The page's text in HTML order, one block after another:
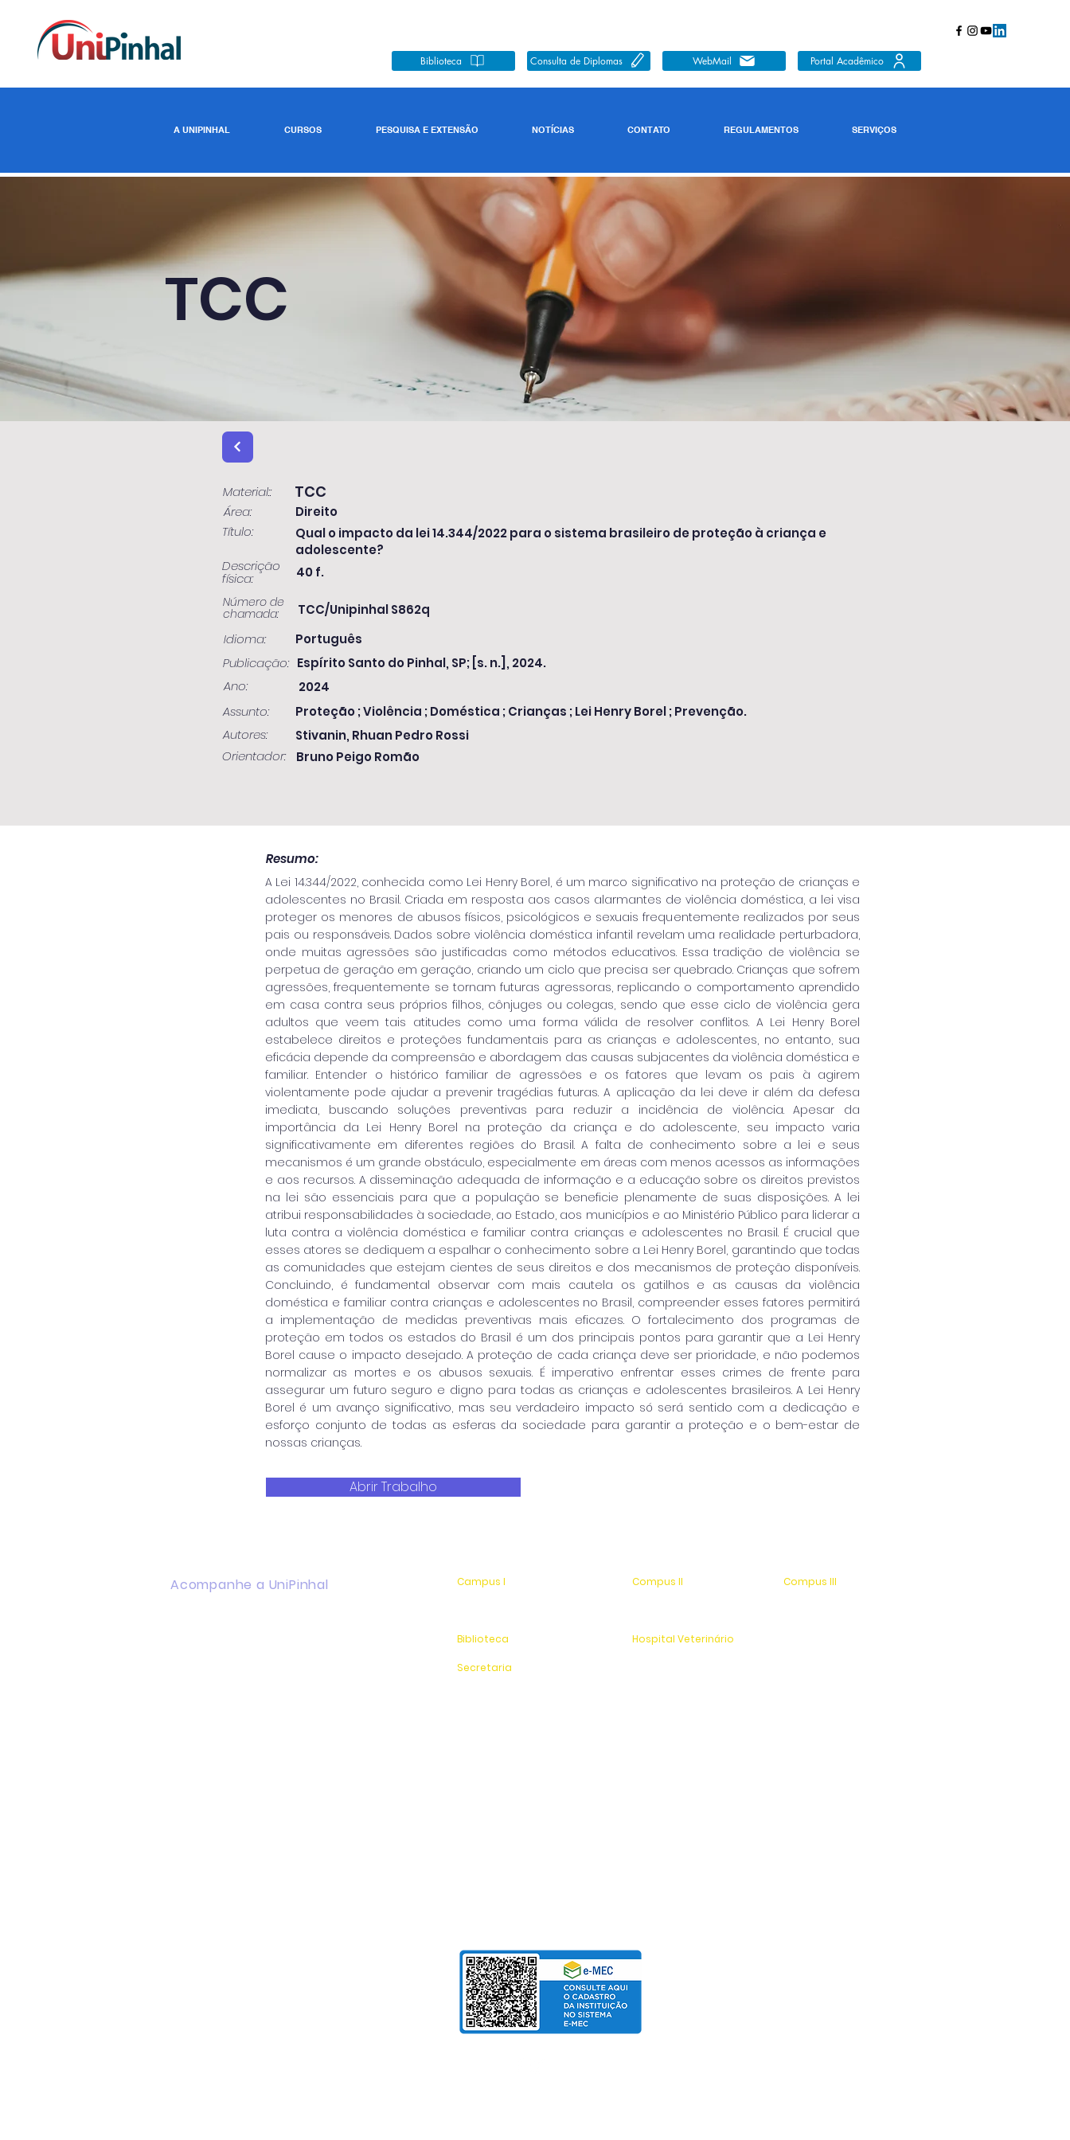
Biblioteca Consulta de Diplomas WebMail Portal Acadêmico
A UNIPINHAL CURSOS PESQUISA E EXTENSÃO NOTÍCIAS CONTATO REGULAMENTOS SERVIÇOS
TCC
Material::
Área:
Título:
Descrição
física:
TCC
Direito
Qual o impacto da lei 14.344/2022 para o sistema brasileiro de proteção à criança e
adolescente?
40 f.
Número de
chamada:
TCC/Unipinhal S862q
Idioma:
Português
Publicação: Espírito Santo do Pinhal, SP; [s. n.], 2024.
Ano:
2024
Assunto:
Autores:
Orientador:
Proteção ; Violência ; Doméstica ; Crianças ; Lei Henry Borel ; Prevenção.
Stivanin, Rhuan Pedro Rossi
Bruno Peigo Romão
Resumo:
A Lei 14.344/2022, conhecida como Lei Henry Borel, é um marco significativo na proteção de crianças e
adolescentes no Brasil. Criada em resposta aos casos alarmantes de violência doméstica, a lei visa
proteger os menores de abusos físicos, psicológicos e sexuais frequentemente realizados por seus
pais ou responsáveis. Dados sobre violência doméstica infantil revelam uma realidade perturbadora,
onde muitas agressões são justificadas como métodos educativos. Essa tradição de violência se
perpetua de geração em geração, criando um ciclo que precisa ser quebrado. Crianças que sofrem
agressões, frequentemente se tornam futuras agressoras, replicando o comportamento aprendido
em casa contra seus próprios filhos, cônjuges ou colegas, sendo que esse ciclo de violência gera
adultos que veem tais atitudes como uma forma válida de resolver conflitos. A Lei Henry Borel
estabelece direitos e proteções fundamentais para as crianças e adolescentes, no entanto, sua
eficácia depende da compreensão e abordagem das causas subjacentes da violência doméstica e
familiar. Entender o histórico familiar de agressões e os fatores que levam os pais à agirem
violentamente pode ajudar a prevenir tragédias futuras. A aplicação da lei deve ir além da defesa
imediata, buscando soluções preventivas para reduzir a incidência de violência. Apesar da
importância da Lei Henry Borel na proteção da criança e do adolescente, seu impacto varia
significativamente em diferentes regiões do Brasil. A falta de conhecimento sobre a lei e seus
mecanismos é um grande obstáculo, especialmente em áreas com menos acessos as informações
e aos recursos. A disseminação adequada de informação e a educação sobre os direitos previstos
na lei são essenciais para que a população se beneficie plenamente de suas disposições. A lei
atribui responsabilidades à sociedade, ao Estado, aos municípios e ao Ministério Público para liderar a
luta contra a violência doméstica e familiar contra crianças e adolescentes no Brasil. É crucial que
esses atores se dediquem a espalhar o conhecimento sobre a Lei Henry Borel, garantindo que todas
as comunidades que estejam cientes de seus direitos e dos mecanismos de proteção disponíveis.
Concluindo, é fundamental observar com mais cautela os gatilhos e as causas da violência
doméstica e familiar contra crianças e adolescentes no Brasil, compreender esses fatores permitirá
a implementação de medidas preventivas mais eficazes. O fortalecimento dos programas de
proteção em todos os estados do Brasil é um dos principais pontos para garantir que a Lei Henry
Borel cause o impacto desejado. A proteção de cada criança deve ser prioridade, e não podemos
normalizar as mortes e os abusos sexuais. É imperativo enfrentar esses crimes de frente para
assegurar um futuro seguro e digno para todas as crianças e adolescentes brasileiros. A Lei Henry
Borel é um avanço significativo, mas seu verdadeiro impacto só será sentido com a dedicação e
esforço conjunto de todas as esferas da sociedade para garantir a proteção e o bem-estar de
nossas crianças.
Abrir Trabalho
Acompanhe a UniPinhal
Campus I
Biblioteca
Secretaria
Compus II
Hospital Veterinário
Compus III